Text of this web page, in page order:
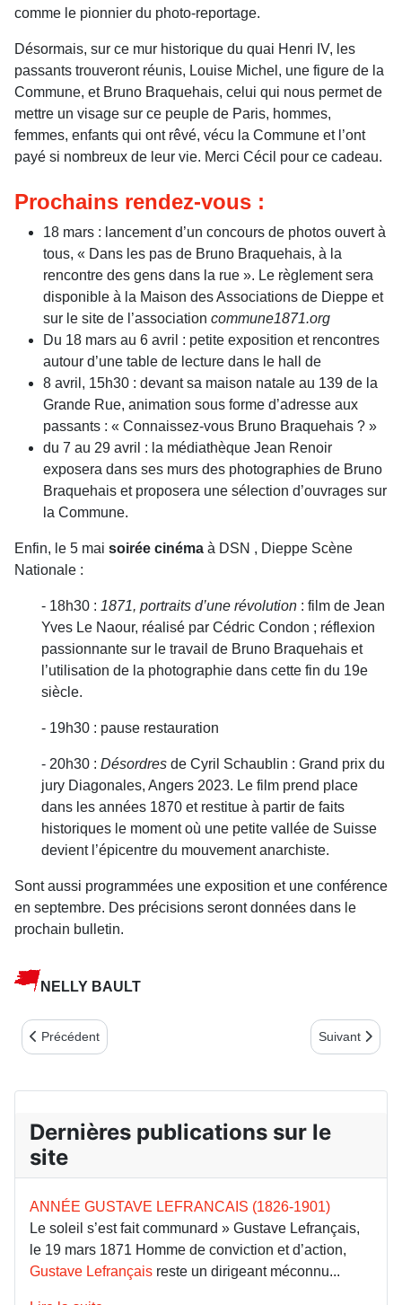
comme le pionnier du photo-reportage.
Désormais, sur ce mur historique du quai Henri IV, les
passants trouveront réunis, Louise Michel, une figure de la
Commune, et Bruno Braquehais, celui qui nous permet de
mettre un visage sur ce peuple de Paris, hommes,
femmes, enfants qui ont rêvé, vécu la Commune et l’ont
payé si nombreux de leur vie. Merci Cécil pour ce cadeau.
Prochains rendez-vous :
18 mars : lancement d’un concours de photos ouvert à
tous, « Dans les pas de Bruno Braquehais, à la
rencontre des gens dans la rue ». Le règlement sera
disponible à la Maison des Associations de Dieppe et
sur le site de l’association commune1871.org
Du 18 mars au 6 avril : petite exposition et rencontres
autour d’une table de lecture dans le hall de
8 avril, 15h30 : devant sa maison natale au 139 de la
Grande Rue, animation sous forme d’adresse aux
passants : « Connaissez-vous Bruno Braquehais ? »
du 7 au 29 avril : la médiathèque Jean Renoir
exposera dans ses murs des photographies de Bruno
Braquehais et proposera une sélection d’ouvrages sur
la Commune.
Enfin, le 5 mai soirée cinéma à DSN , Dieppe Scène
Nationale :
- 18h30 : 1871, portraits d’une révolution : film de Jean
Yves Le Naour, réalisé par Cédric Condon ; réflexion
passionnante sur le travail de Bruno Braquehais et
l’utilisation de la photographie dans cette fin du 19e
siècle.
- 19h30 : pause restauration
- 20h30 : Désordres de Cyril Schaublin : Grand prix du
jury Diagonales, Angers 2023. Le film prend place
dans les années 1870 et restitue à partir de faits
historiques le moment où une petite vallée de Suisse
devient l’épicentre du mouvement anarchiste.
Sont aussi programmées une exposition et une conférence
en septembre. Des précisions seront données dans le
prochain bulletin.
NELLY BAULT
Article précédent : VIE ASSOCIATIVE DU COMITÉ BERRY
Précédent Article suivant
Suivant
Dernières publications sur le
site
ANNÉE GUSTAVE LEFRANCAIS (1826-1901)
Le soleil s’est fait communard » Gustave Lefrançais,
le 19 mars 1871 Homme de conviction et d’action,
Gustave Lefrançais reste un dirigeant méconnu...